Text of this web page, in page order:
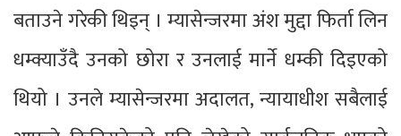
बताउने गरेकी थिइन् । म्यासेन्जरमा अंश मुद्दा फिर्ता लिन
धम्क्याउँदै उनको छोरा र उनलाई मार्ने धम्की दिइएको
थियो । उनले म्यासेन्जरमा अदालत, न्यायाधीश सबैलाई